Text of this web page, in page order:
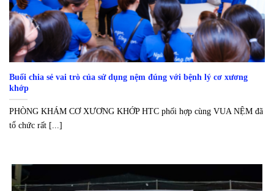
Buổi chia sẻ vai trò của sử dụng nệm đúng với bệnh lý cơ xương
khớp
PHÒNG KHÁM CƠ XƯƠNG KHỚP HTC phối hợp cùng VUA NỆM đã
tổ chức rất [...]